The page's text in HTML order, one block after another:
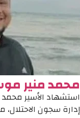
محمد منير
استشهاد الأسير
إدارة سجون الاحتلال،